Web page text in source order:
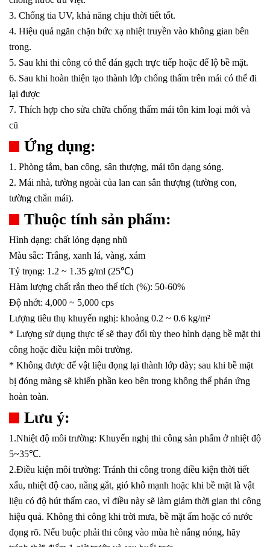
3. Chống tia UV, khả năng chịu thời tiết tốt.
4. Hiệu quả ngăn chặn bức xạ nhiệt truyền vào không gian bên
trong.
5. Sau khi thi công có thể dán gạch trực tiếp hoặc để lộ bề mặt.
6. Sau khi hoàn thiện tạo thành lớp chống thấm trên mái có thể đi
lại được
7. Thích hợp cho sửa chữa chống thấm mái tôn kim loại mới và
cũ
Ứng dụng:
1. Phòng tắm, ban công, sân thượng, mái tôn dạng sóng.
2. Mái nhà, tường ngoài của lan can sân thượng (tường con,
tường chắn mái).
Thuộc tính sản phẩm:
Hình dạng: chất lỏng dạng nhũ
Màu sắc: Trắng, xanh lá, vàng, xám
Tỷ trọng: 1.2 ~ 1.35 g/ml (25℃)
Hàm lượng chất rắn theo thể tích (%): 50-60%
Độ nhớt: 4,000 ~ 5,000 cps
Lượng tiêu thụ khuyến nghị: khoảng 0.2 ~ 0.6 kg/m²
* Lượng sử dụng thực tế sẽ thay đổi tùy theo hình dạng bề mặt thi
công hoặc điều kiện môi trường.
* Không được để vật liệu đọng lại thành lớp dày; sau khi bề mặt
bị đóng màng sẽ khiến phần keo bên trong không thể phản ứng
hoàn toàn.
Lưu ý:
1.Nhiệt độ môi trường: Khuyến nghị thi công sản phẩm ở nhiệt độ
5~35℃.
2.Điều kiện môi trường: Tránh thi công trong điều kiện thời tiết
xấu, nhiệt độ cao, nắng gắt, gió khô mạnh hoặc khi bề mặt là vật
liệu có độ hút thấm cao, vì điều này sẽ làm giảm thời gian thi công
hiệu quả. Không thi công khi trời mưa, bề mặt ẩm hoặc có nước
đọng rõ. Nếu buộc phải thi công vào mùa hè nắng nóng, hãy